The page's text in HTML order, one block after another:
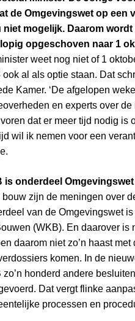
de Omgevingswet op een
niet mogelijk. Daarom
opgeschoven naar 1
weet nog niet of 1
ook al als optie staan. Dat
Kamer. ‘De afgelopen
en experts over
dat er meer tijd nodig is
wil ik nemen voor een
is onderdeel Omgevingswet
bouw zijn de meningen over
van de Omgevingswet
(WKB). En daarover
daarom niet zo’n haast
komen. In de
zo’n honderd andere
Dat vergt flinke
processen en